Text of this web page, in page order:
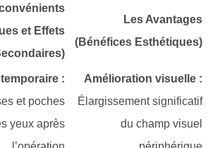
Les Avantages
(Bénéfices Esthétiques)
et Effets
Amélioration visuelle :
Élargissement significatif
du champ visuel
:
et poches
yeux après